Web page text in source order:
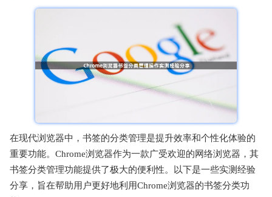
在现代浏览器中，书签的分类管理是提升效率和个性化体验的
重要功能。Chrome浏览器作为一款广受欢迎的网络浏览器，其
书签分类管理功能提供了极大的便利性。以下是一些实测经验
分享，旨在帮助用户更好地利用Chrome浏览器的书签分类功